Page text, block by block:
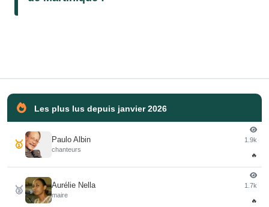
Les plus lus depuis janvier 2026
🥇 Paulo Albin
chanteurs
1.9k
🔥
🥈 Aurélie Nella
maire
1.7k
🔥